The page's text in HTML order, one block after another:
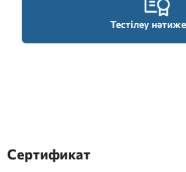
Тестілеу
Сертификат